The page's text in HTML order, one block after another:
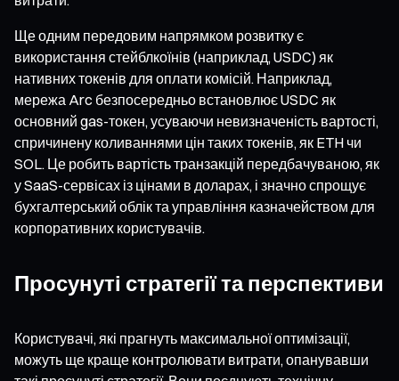
Ще одним передовим напрямком розвитку є
використання стейблкоїнів (наприклад, USDC) як
нативних токенів для оплати комісій. Наприклад,
мережа Arc безпосередньо встановлює USDC як
основний gas-токен, усуваючи невизначеність вартості,
спричинену коливаннями цін таких токенів, як ETH чи
SOL. Це робить вартість транзакцій передбачуваною, як
у SaaS-сервісах із цінами в доларах, і значно спрощує
бухгалтерський облік та управління казначейством для
корпоративних користувачів.
Просунуті стратегії та перспективи
Користувачі, які прагнуть максимальної оптимізації,
можуть ще краще контролювати витрати, опанувавши